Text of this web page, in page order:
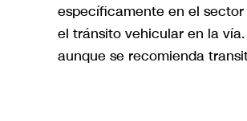
específicamente en el
el tránsito vehicular en la
aunque se recomienda